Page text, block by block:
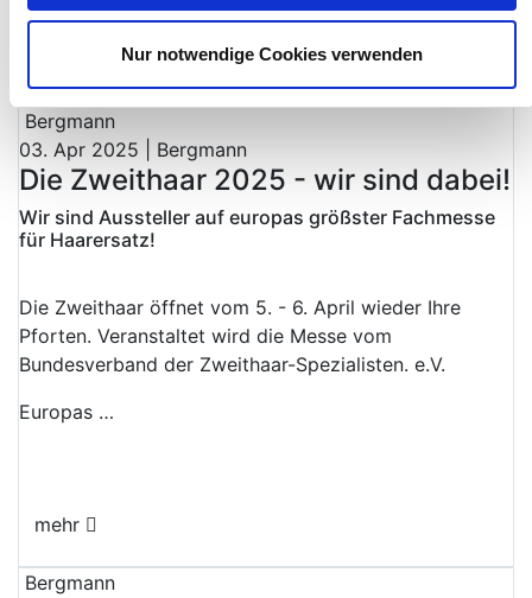
Nur notwendige Cookies verwenden
Bergmann
03. Apr 2025 | Bergmann
Die Zweithaar 2025 - wir sind dabei!
Wir sind Aussteller auf europas größster Fachmesse
für Haarersatz!
Die Zweithaar öffnet vom 5. - 6. April wieder Ihre
Pforten. Veranstaltet wird die Messe vom
Bundesverband der Zweithaar-Spezialisten. e.V.
Europas …
mehr
Bergmann